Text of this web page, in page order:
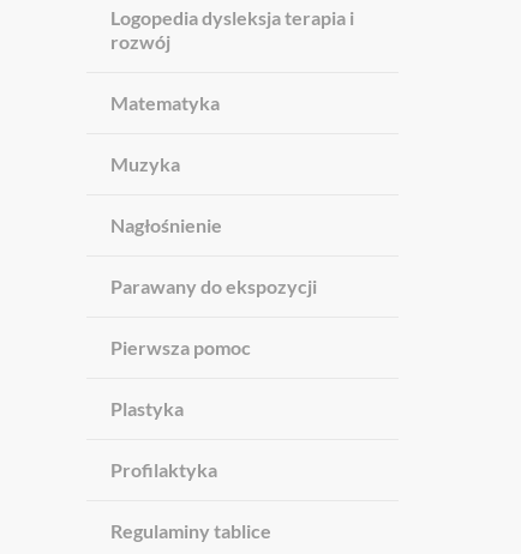
Logopedia dysleksja terapia i
rozwój
Matematyka
Muzyka
Nagłośnienie
Parawany do ekspozycji
Pierwsza pomoc
Plastyka
Profilaktyka
Regulaminy tablice